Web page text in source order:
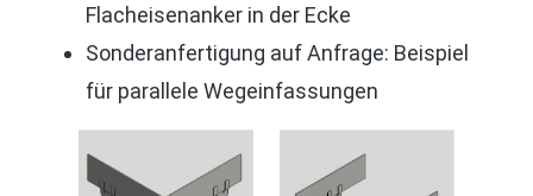
Flacheisenanker in der Ecke
Sonderanfertigung auf Anfrage: Beispiel
für parallele Wegeinfassungen